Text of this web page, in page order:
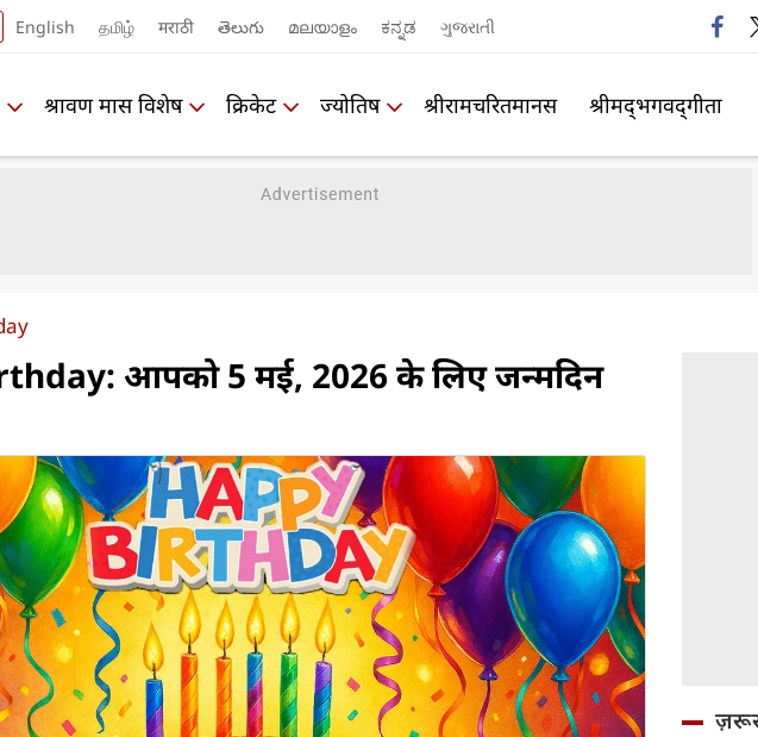
English தமிழ் मराठी తెలుగు മലയാളം ಕನ್ನಡ ગુજરાતી
श्रावण मास विशेष क्रिकेट ज्योतिष श्रीरामचरितमानस श्रीमद्‍भगवद्‍गीता
आपको 5 मई, 2026 के लिए जन्मदिन